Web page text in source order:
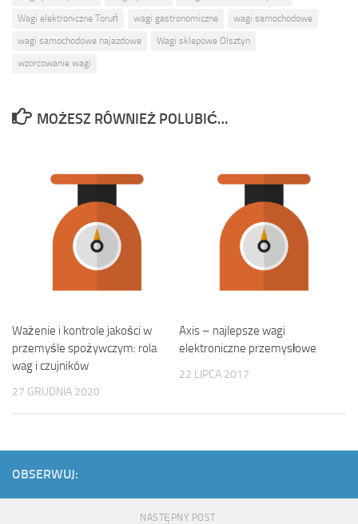
Wagi elektroniczne Toruń
wagi gastronomiczne
wagi samochodowe
wagi samochodowe najazdowe
Wagi sklepowe Olsztyn
wzorcowanie wagi
MOŻESZ RÓWNIEŻ POLUBIĆ…
Ważenie i kontrole jakości w
przemyśle spożywczym: rola
wag i czujników
27 GRUDNIA 2020
Axis – najlepsze wagi
elektroniczne przemysłowe
22 LIPCA 2017
OBSERWUJ:
NASTĘPNY POST